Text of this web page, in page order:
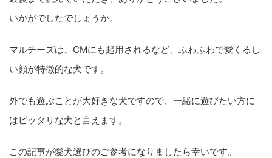
いかがでしたでしょうか。
マルチーズは、CMにも起用されるなど、ふわふわで愛くるし
い顔が特徴的な犬です。
外でも遊ぶことが大好きな犬ですので、一緒に遊びたい方に
はピッタリな犬と言えます。
この記事が愛犬選びのご参考になりましたら幸いです。